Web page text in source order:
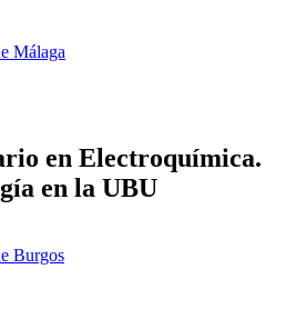
Málaga
en Electroquímica.
en la UBU
Burgos